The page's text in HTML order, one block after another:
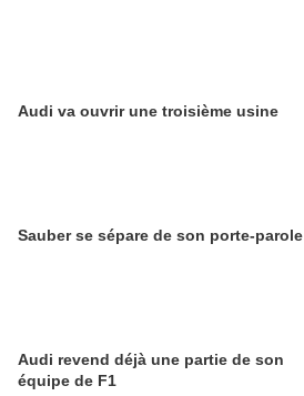
Audi va ouvrir une troisième usine
Sauber se sépare de son porte-parole
Audi revend déjà une partie de son
équipe de F1